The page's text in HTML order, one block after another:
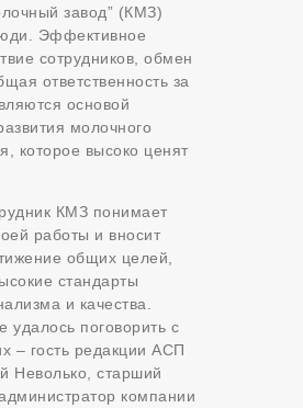
завод” (КМЗ)
Эффективное
сотрудников, обмен
ответственность за
основой
молочного
которое высоко ценят
КМЗ понимает
работы и вносит
общих целей,
стандарты
и качества.
удалось поговорить с
– гость редакции АСП
Неволько, старший
компании